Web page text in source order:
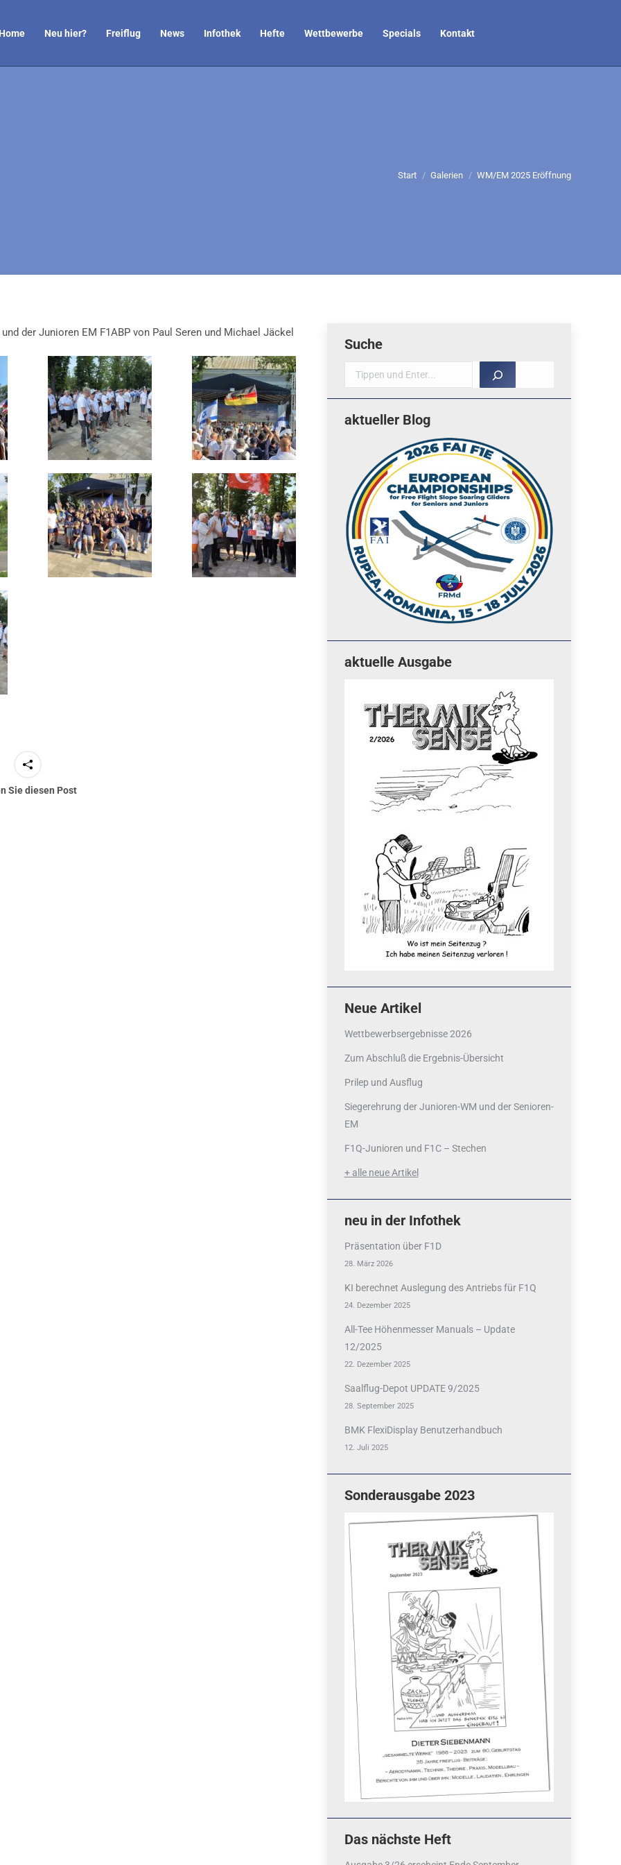
Neu hier? Freiflug News Infothek Hefte Wettbewerbe Specials Kontakt
Sie befinden sich hier:
Start Galerien WM/EM 2025 Eröffnung
der Junioren EM F1ABP von Paul Seren und Michael Jäckel
Sie diesen Post
Suche
Suche
aktueller Blog
aktuelle Ausgabe
Neue Artikel
Wettbewerbsergebnisse 2026
Zum Abschluß die Ergebnis-Übersicht
Prilep und Ausflug
Siegerehrung der Junioren-WM und der Senioren-
EM
F1Q-Junioren und F1C – Stechen
+ alle neue Artikel
neu in der Infothek
Präsentation über F1D
28. März 2026
KI berechnet Auslegung des Antriebs für F1Q
24. Dezember 2025
All-Tee Höhenmesser Manuals – Update
12/2025
22. Dezember 2025
Saalflug-Depot UPDATE 9/2025
28. September 2025
BMK FlexiDisplay Benutzerhandbuch
12. Juli 2025
Sonderausgabe 2023
Das nächste Heft
Instagram
Quicklinks
News
Termine
Ergebnisse
bezahlen mit / pay by
PayPal
Datenschutzerklärung
Cookie-Richtlinie (EU)